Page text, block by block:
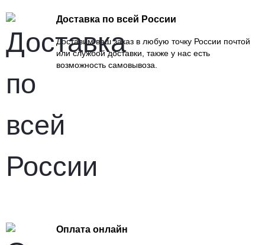
Доставка по всей России
Доставим ваш заказ в любую точку России почтой
или службой доставки, также у нас есть
возможность самовывоза.
Оплата онлайн